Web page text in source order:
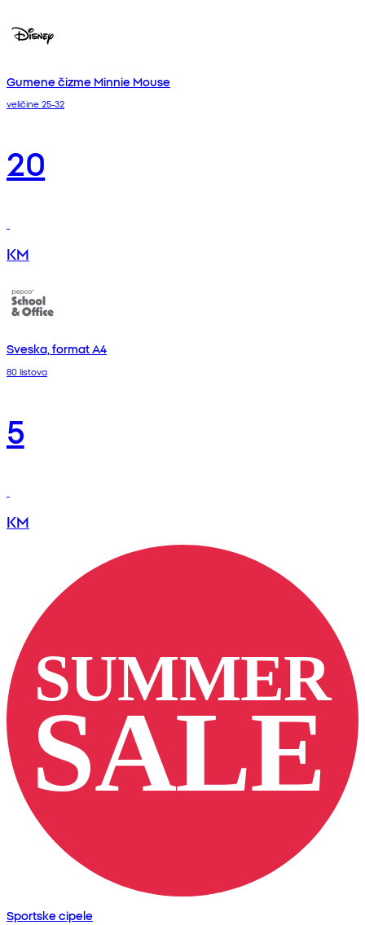
Gumene čizme Minnie Mouse
veličine 25-32
20
KM
Sveska, format A4
80 listova
5
KM
Sportske cipele